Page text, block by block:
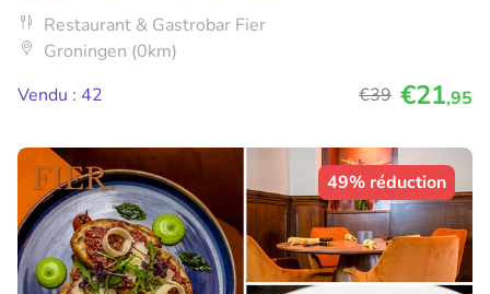
Restaurant & Gastrobar Fier
Groningen (0km)
Vendu : 42
€39 €21,95
49% réduction